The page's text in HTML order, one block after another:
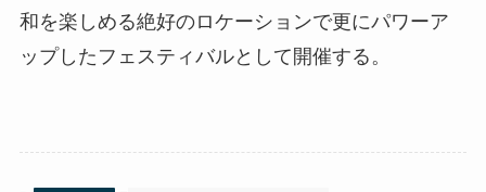
和を楽しめる絶好のロケーションで更にパワーア
ップしたフェスティバルとして開催する。